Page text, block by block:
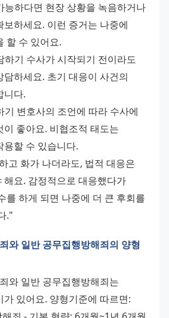
능하다면 현장 상황을 녹음하거나
하세요. 이런 증거는 나중에
할 수 있어요.
하기 수사가 시작되기 전이라도
하세요. 초기 대응이 사건의
니다.
기 변호사의 조언에 따라 수사에
이 좋아요. 비협조적 태도는
용할 수 있습니다.
고 화가 나더라도, 법적 대응은
해요. 감정적으로 대응했다가
를 하게 되면 나중에 더 큰 후회를
."
와 일반 공무집행방해죄의 양형
와 일반 공무집행방해죄는
가 있어요. 양형기준에 따르면: